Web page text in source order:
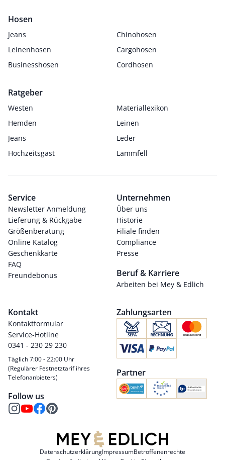
Hosen
Jeans
Chinohosen
Leinenhosen
Cargohosen
Businesshosen
Cordhosen
Ratgeber
Westen
Materiallexikon
Hemden
Leinen
Jeans
Leder
Hochzeitsgast
Lammfell
Service
Newsletter Anmeldung
Lieferung & Rückgabe
Größenberatung
Online Katalog
Geschenkkarte
FAQ
Freundebonus
Unternehmen
Über uns
Historie
Filiale finden
Compliance
Presse
Beruf & Karriere
Arbeiten bei Mey & Edlich
Kontakt
Kontaktformular
Service-Hotline
0341 - 230 29 230
Täglich 7:00 - 22:00 Uhr
(Regulärer Festnetztarif ihres
Telefonanbieters)
Follow us
Zahlungsarten
Partner
DatenschutzerklärungImpressumBetroffenenrechte